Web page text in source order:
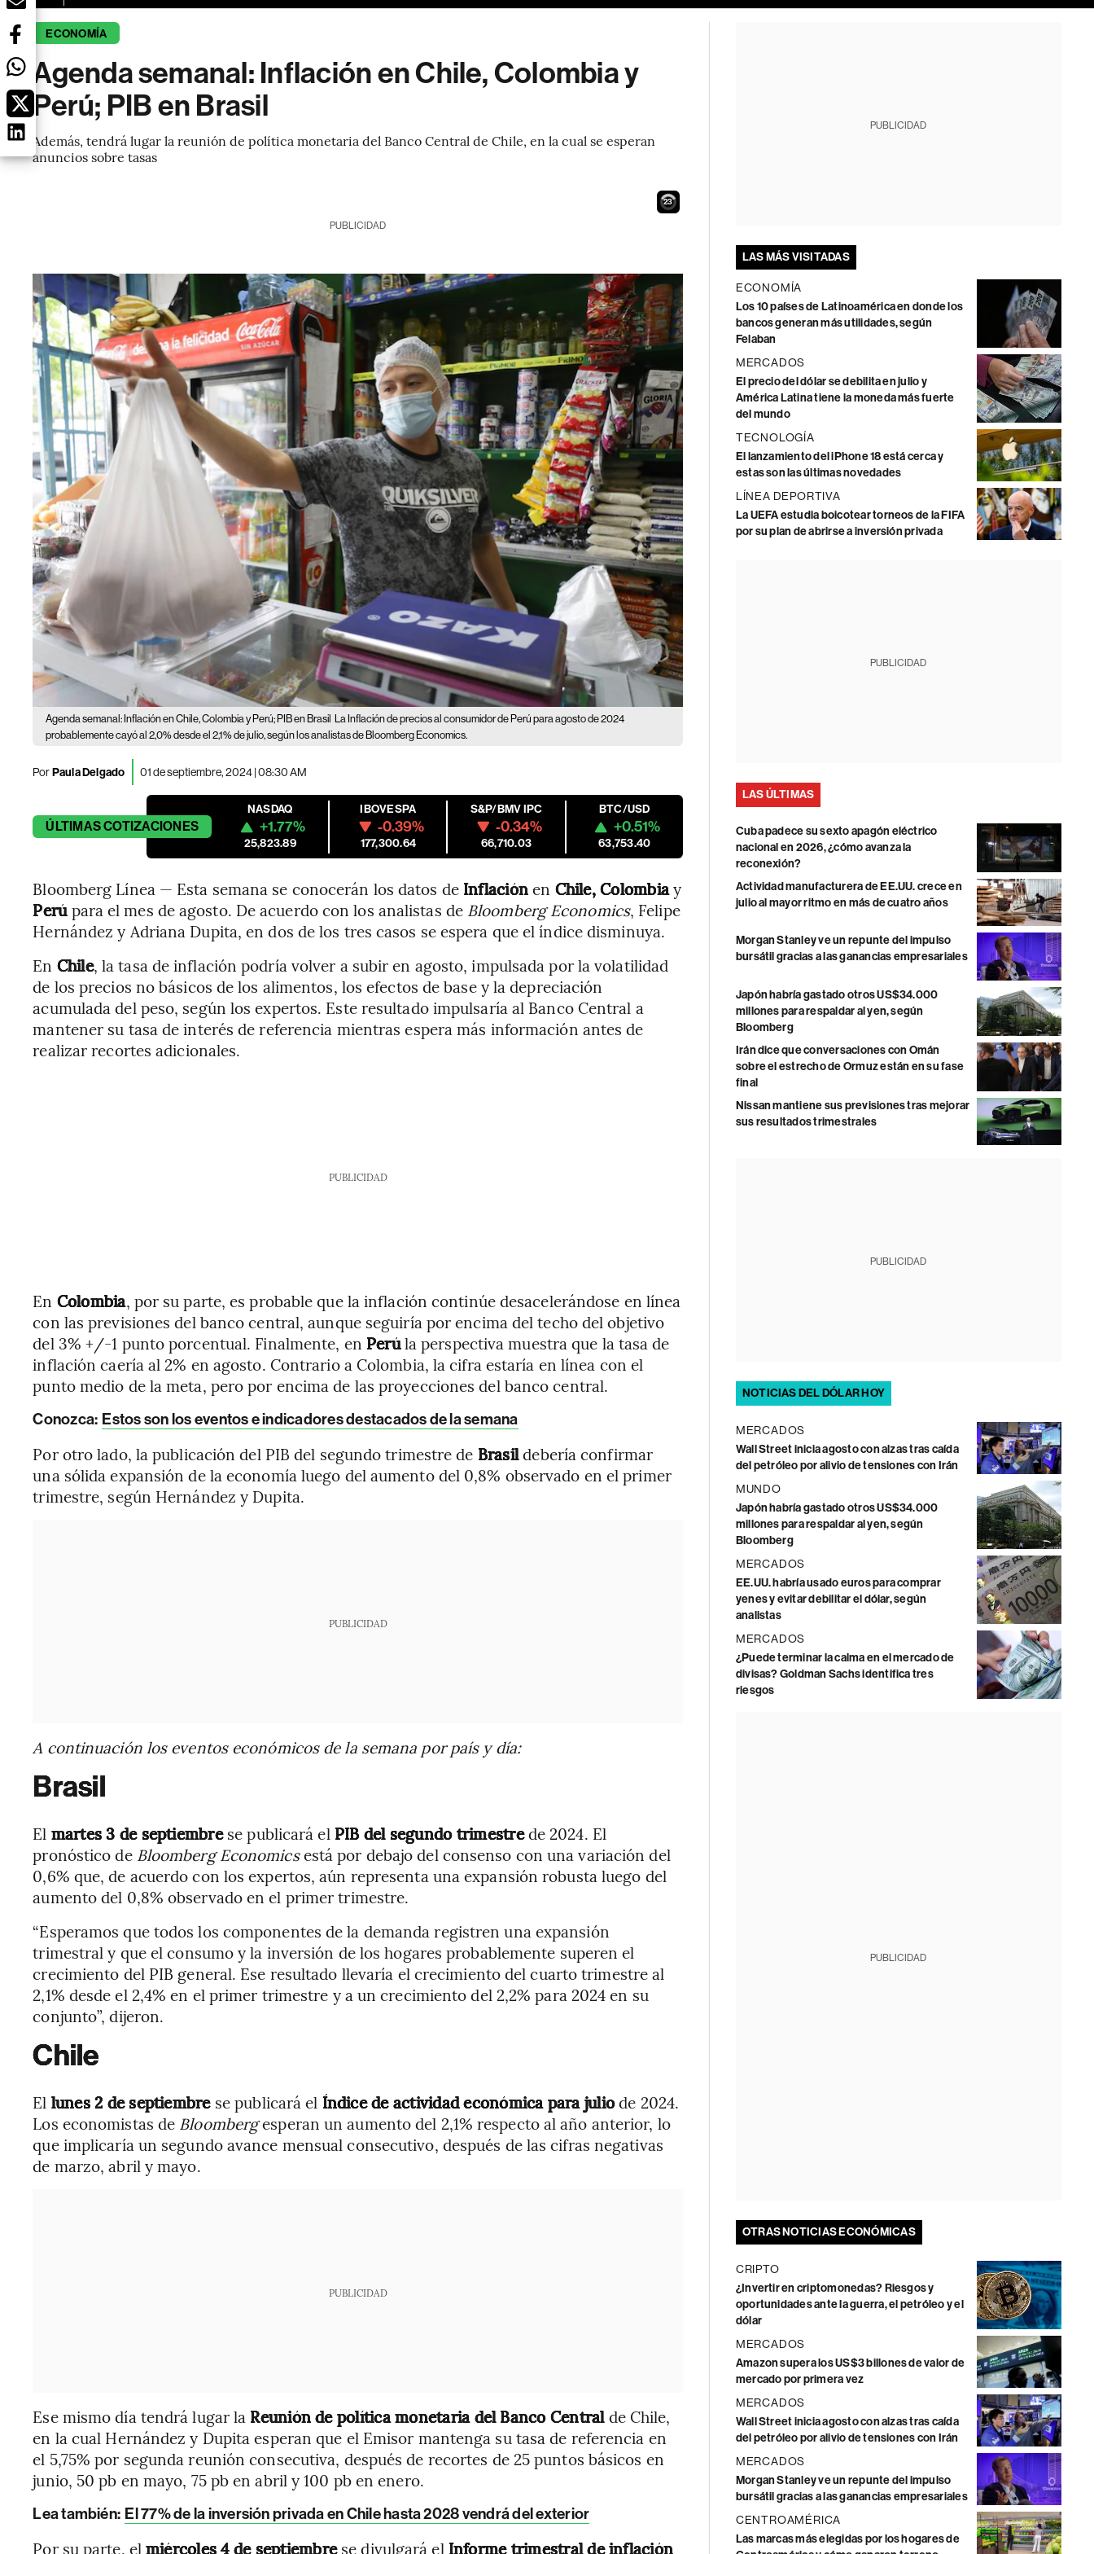
ECONOMÍA
Agenda semanal: Inflación en Chile, Colombia y
Perú; PIB en Brasil
Además, tendrá lugar la reunión de política monetaria del Banco Central de Chile, en la cual se esperan
anuncios sobre tasas
22
PUBLICIDAD
Agenda semanal: Inflación en Chile, Colombia y Perú; PIB en Brasil La Inflación de precios al consumidor de Perú para agosto de 2024
probablemente cayó al 2,0% desde el 2,1% de julio, según los analistas de Bloomberg Economics.
PorPaula Delgado 01 de septiembre, 2024 | 08:30 AM
ÚLTIMASCOTIZACIONES
NASDAQ
+1.77%
25,823.89
IBOVESPA
-0.39%
177,300.64
S&P/BMV IPC
-0.34%
66,710.03
BTC/USD
+0.51%
63,753.40
Bloomberg Línea — Esta semana se conocerán los datos de Inflaciónen Chile, Colombiay
Perúpara el mes de agosto. De acuerdo con los analistas de Bloomberg Economics, Felipe
Hernández y Adriana Dupita, en dos de los tres casos se espera que el índice disminuya.
En Chile, la tasa de inflación podría volver a subir en agosto, impulsada por la volatilidad
de los precios no básicos de los alimentos, los efectos de base y la depreciación
acumulada del peso, según los expertos. Este resultado impulsaría al Banco Central a
mantener su tasa de interés de referencia mientras espera más información antes de
realizar recortes adicionales.
PUBLICIDAD
En Colombia, por su parte, es probable que la inflación continúe desacelerándose en línea
con las previsiones del banco central, aunque seguiría por encima del techo del objetivo
del 3% +/-1 punto porcentual. Finalmente, en Perúla perspectiva muestra que la tasa de
inflación caería al 2% en agosto. Contrario a Colombia, la cifra estaría en línea con el
punto medio de la meta, pero por encima de las proyecciones del banco central.
Conozca: Estos son los eventos e indicadores destacados de la semana
Por otro lado, la publicación del PIB del segundo trimestre de Brasildebería confirmar
una sólida expansión de la economía luego del aumento del 0,8% observado en el primer
trimestre, según Hernández y Dupita.
PUBLICIDAD
A continuación los eventos económicos de la semana por país y día:
Brasil
El martes 3 de septiembrese publicará el PIB del segundo trimestrede 2024. El
pronóstico de Bloomberg Economicsestá por debajo del consenso con una variación del
0,6% que, de acuerdo con los expertos, aún representa una expansión robusta luego del
aumento del 0,8% observado en el primer trimestre.
“Esperamos que todos los componentes de la demanda registren una expansión
trimestral y que el consumo y la inversión de los hogares probablemente superen el
crecimiento del PIB general. Ese resultado llevaría el crecimiento del cuarto trimestre al
2,1% desde el 2,4% en el primer trimestre y a un crecimiento del 2,2% para 2024 en su
conjunto”, dijeron.
Chile
El lunes 2 de septiembre se publicará el Índice de actividad económica para juliode 2024.
Los economistas de Bloombergesperan un aumento del 2,1% respecto al año anterior, lo
que implicaría un segundo avance mensual consecutivo, después de las cifras negativas
de marzo, abril y mayo.
PUBLICIDAD
Ese mismo día tendrá lugar la Reunión de política monetaria del Banco Centralde Chile,
en la cual Hernández y Dupita esperan que el Emisor mantenga su tasa de referencia en
el 5,75% por segunda reunión consecutiva, después de recortes de 25 puntos básicos en
junio, 50 pb en mayo, 75 pb en abril y 100 pb en enero.
Lea también: El 77% de la inversión privada en Chile hasta 2028 vendrá del exterior
Por su parte, elmiércoles 4 de septiembrese divulgará el Informe trimestral de inflación
PUBLICIDAD
LAS MÁS VISITADAS
ECONOMÍA
Los 10 países de Latinoamérica en donde los
bancos generan más utilidades, según
Felaban
MERCADOS
El precio del dólar se debilita en julio y
América Latina tiene la moneda más fuerte
del mundo
TECNOLOGÍA
El lanzamiento del iPhone 18 está cerca y
estas son las últimas novedades
LÍNEA DEPORTIVA
La UEFA estudia boicotear torneos de la FIFA
por su plan de abrirse a inversión privada
PUBLICIDAD
LAS ÚLTIMAS
Cuba padece su sexto apagón eléctrico
nacional en 2026, ¿cómo avanza la
reconexión?
Actividad manufacturera de EE.UU. crece en
julio al mayor ritmo en más de cuatro años
Morgan Stanley ve un repunte del impulso
bursátil gracias a las ganancias empresariales
Japón habría gastado otros US$34.000
millones para respaldar al yen, según
Bloomberg
Irán dice que conversaciones con Omán
sobre el estrecho de Ormuz están en su fase
final
Nissan mantiene sus previsiones tras mejorar
sus resultados trimestrales
PUBLICIDAD
NOTICIAS DEL DÓLAR HOY
MERCADOS
Wall Street inicia agosto con alzas tras caída
del petróleo por alivio de tensiones con Irán
MUNDO
Japón habría gastado otros US$34.000
millones para respaldar al yen, según
Bloomberg
MERCADOS
EE.UU. habría usado euros para comprar
yenes y evitar debilitar el dólar, según
analistas
MERCADOS
¿Puede terminar la calma en el mercado de
divisas? Goldman Sachs identifica tres
riesgos
PUBLICIDAD
OTRAS NOTICIAS ECONÓMICAS
CRIPTO
¿Invertir en criptomonedas? Riesgos y
oportunidades ante la guerra, el petróleo y el
dólar
MERCADOS
Amazon supera los US$3 billones de valor de
mercado por primera vez
MERCADOS
Wall Street inicia agosto con alzas tras caída
del petróleo por alivio de tensiones con Irán
MERCADOS
Morgan Stanley ve un repunte del impulso
bursátil gracias a las ganancias empresariales
CENTROAMÉRICA
Las marcas más elegidas por los hogares de